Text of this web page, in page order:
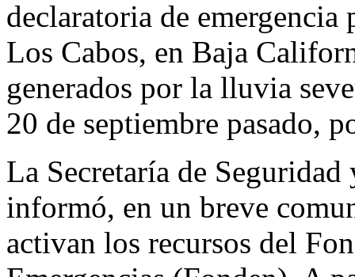
declaratoria de
Los Cabos, en Baja
generados por la lluvia
20 de septiembre pasado,
La Secretaría de
informó, en un breve
activan los recursos del